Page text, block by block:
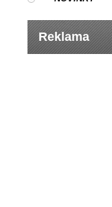
Reklama